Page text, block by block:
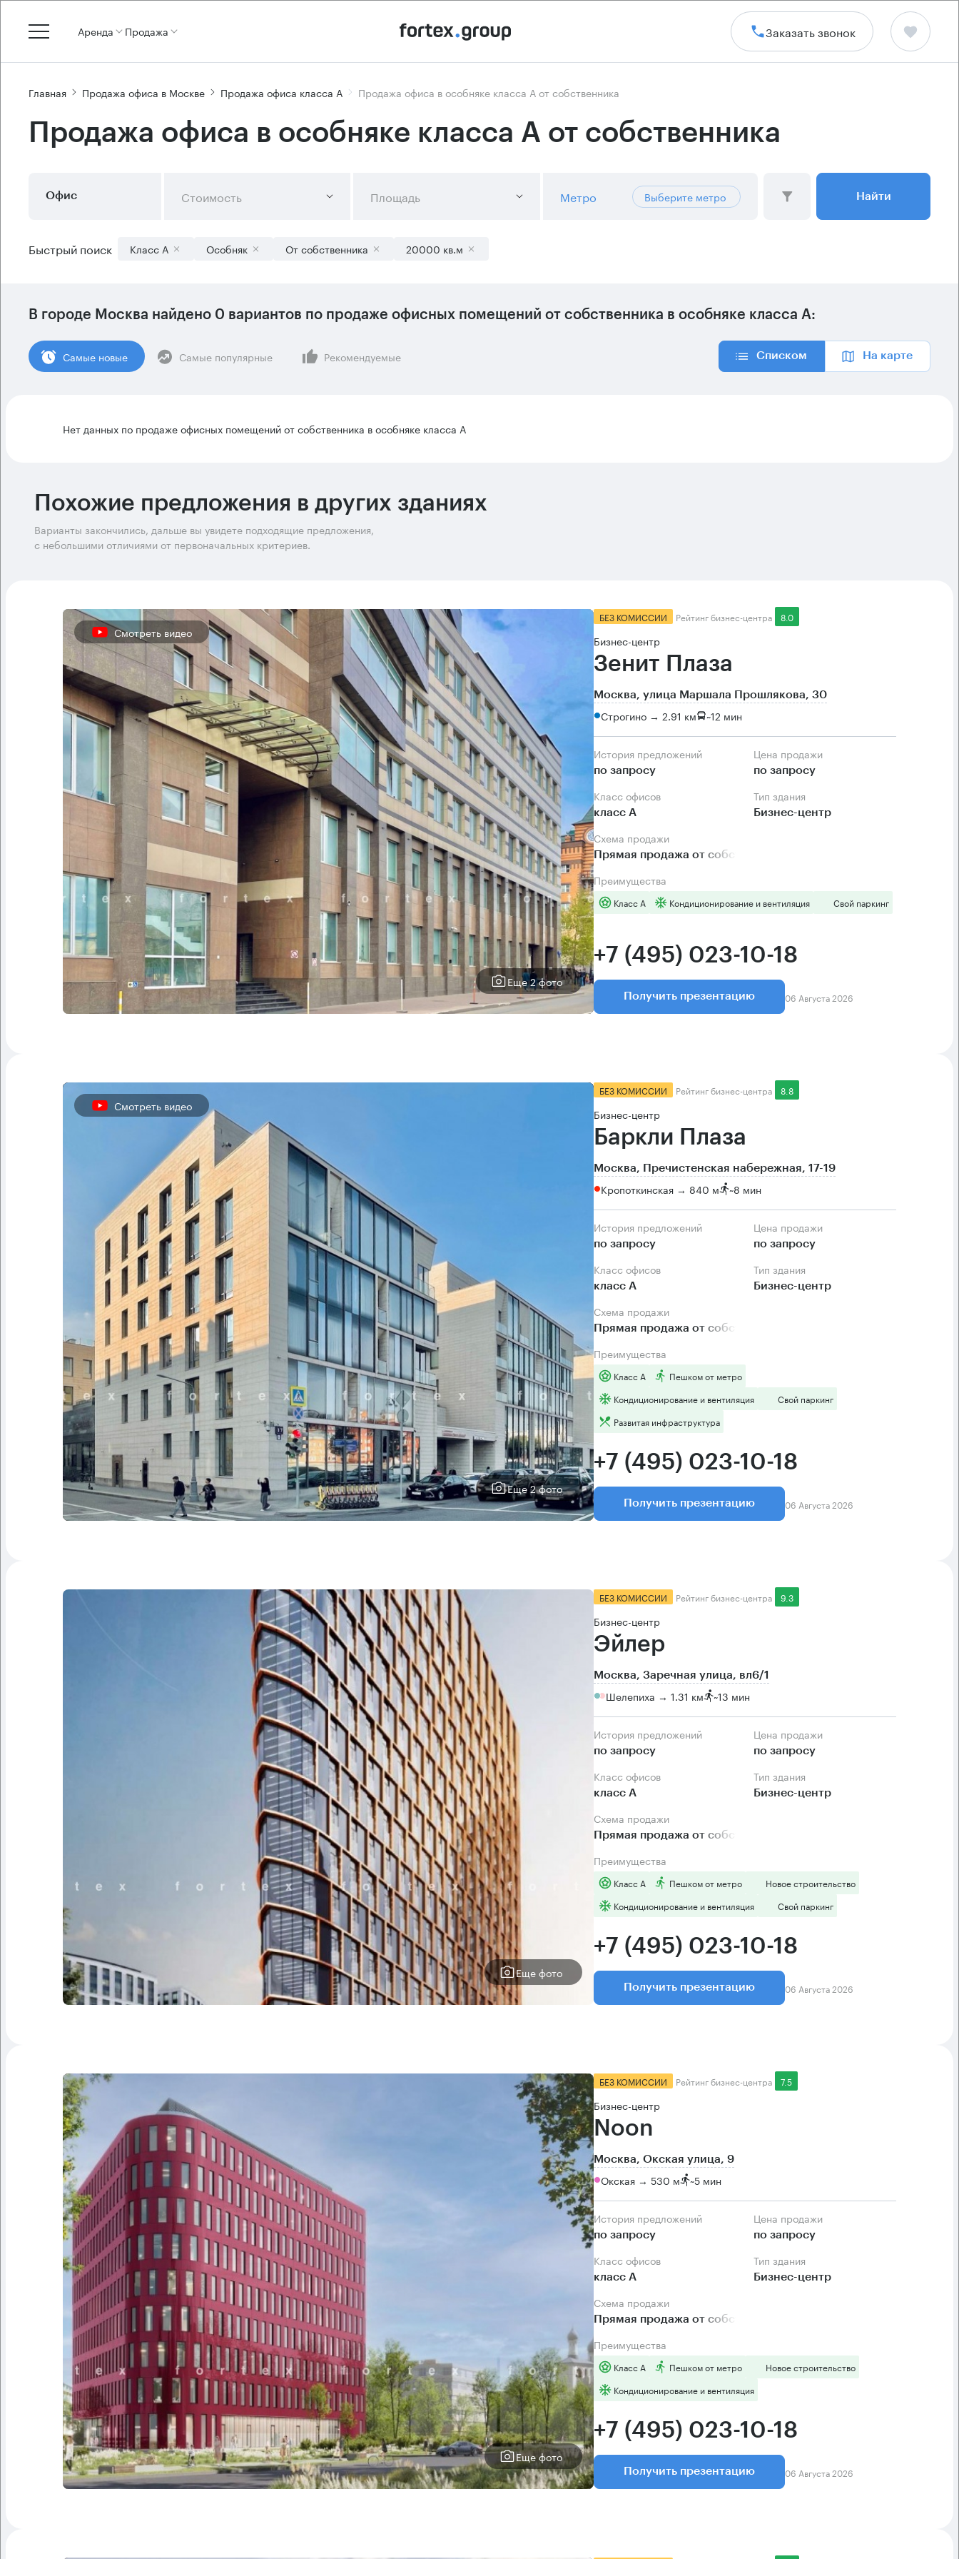
Аренда Продажа Заказать звонок
Главная Продажа офиса в Москве Продажа офиса класса А Продажа офиса в особняке класса А от собственника
Продажа офиса в особняке класса А от собственника
Офис Стоимость Площадь Метро Выберите метро Найти
Быстрый поиск Класс А Особняк От собственника 20000 кв.м
В городе Москва найдено 0 вариантов по продаже офисных помещений от собственника в особняке класса А:
Cамые новые Самые популярные Рекомендуемые Списком На карте
Нет данных по продаже офисных помещений от собственника в особняке класса А
Похожие предложения в других зданиях
Варианты закончились, дальше вы увидете подходящие предложения,
с небольшими отличиями от первоначальных критериев.
Смотреть видео
Еще 2 фото
БЕЗ КОМИССИИ Рейтинг бизнес-центра 8.0
Бизнес-центр
Зенит Плаза
Москва, улица Маршала Прошлякова, 30
Строгино → 2.91 км ~12 мин
История предложений
по запросу
Цена продажи
по запросу
Класс офисов
класс А
Тип здания
Бизнес-центр
Схема продажи
Прямая продажа от собственника
Преимущества
Класс А Кондиционирование и вентиляция Свой паркинг
+7 (495) 023-10-18
Получить презентацию 06 Августа 2026
Смотреть видео
Еще 2 фото
БЕЗ КОМИССИИ Рейтинг бизнес-центра 8.8
Бизнес-центр
Баркли Плаза
Москва, Пречистенская набережная, 17-19
Кропоткинская → 840 м ~8 мин
История предложений
по запросу
Цена продажи
по запросу
Класс офисов
класс А
Тип здания
Бизнес-центр
Схема продажи
Прямая продажа от собственника
Преимущества
Класс А
Пешком от метро
Кондиционирование и вентиляция
Свой паркинг
Развитая инфраструктура
+7 (495) 023-10-18
Получить презентацию 06 Августа 2026
Еще фото
БЕЗ КОМИССИИ Рейтинг бизнес-центра 9.3
Бизнес-центр
Эйлер
Москва, Заречная улица, вл6/1
Шелепиха → 1.31 км ~13 мин
История предложений
по запросу
Цена продажи
по запросу
Класс офисов
класс А
Тип здания
Бизнес-центр
Схема продажи
Прямая продажа от собственника
Преимущества
Класс А Пешком от метро
Новое строительство
Кондиционирование и вентиляция
Свой паркинг
+7 (495) 023-10-18
Получить презентацию 06 Августа 2026
Еще фото
БЕЗ КОМИССИИ Рейтинг бизнес-центра 7.5
Бизнес-центр
Noon
Москва, Окская улица, 9
Окская → 530 м ~5 мин
История предложений
по запросу
Цена продажи
по запросу
Класс офисов
класс А
Тип здания
Бизнес-центр
Схема продажи
Прямая продажа от собственника
Преимущества
Класс А Пешком от метро
Новое строительство
Кондиционирование и вентиляция
+7 (495) 023-10-18
Получить презентацию 06 Августа 2026